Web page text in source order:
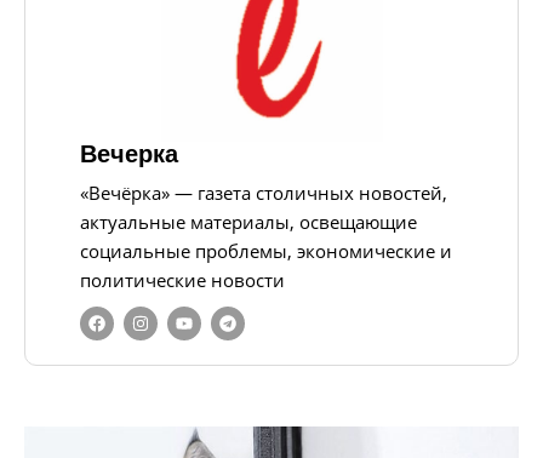
Вечерка
«Вечёрка» — газета столичных новостей,
актуальные материалы, освещающие
социальные проблемы, экономические и
политические новости